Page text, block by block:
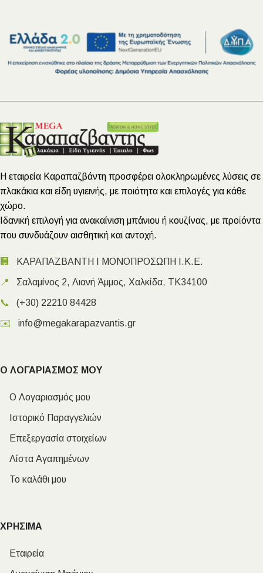
Η εταιρεία Καραπαζβάντη προσφέρει ολοκληρωμένες λύσεις σε
πλακάκια και είδη υγιεινής, με ποιότητα και επιλογές για κάθε
χώρο.
Ιδανική επιλογή για ανακαίνιση μπάνιου ή κουζίνας, με προϊόντα
που συνδυάζουν αισθητική και αντοχή.
🏢 ΚΑΡΑΠΑΖΒΑΝΤΗ Ι ΜΟΝΟΠΡΟΣΩΠΗ Ι.Κ.Ε.
📍 Σαλαμίνος 2, Λιανή Άμμος, Χαλκίδα, ΤΚ34100
📞 (+30) 22210 84428
✉️ info@megakarapazvantis.gr
Ο ΛΟΓΑΡΙΑΣΜΟΣ ΜΟΥ
Ο Λογαριασμός μου
Ιστορικό Παραγγελιών
Επεξεργασία στοιχείων
Λίστα Αγαπημένων
Το καλάθι μου
ΧΡΗΣΙΜΑ
Εταιρεία